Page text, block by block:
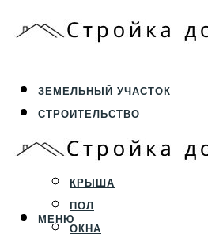
ЗЕМЕЛЬНЫЙ УЧАСТОК
СТРОИТЕЛЬСТВО
ФУНДАМЕНТ И ЦОКОЛЬ
ПЕРЕКРЫТИЯ И СТЕНЫ
КРЫША
ПОЛ
ОКНА
МЕНЮ